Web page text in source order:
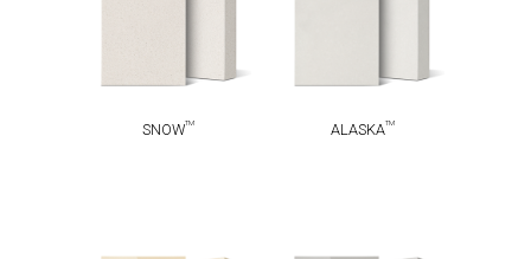
SNOWTM ALASKATM